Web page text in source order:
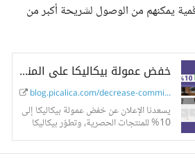
يمكنهم من الوصول لشريحة أكبر من
خفض عمولة بيكاليكا على المنتجات الرقمية إلى 10% - مدونة بيكاليكا
blog.picalica.com/decrease-commission
يسعدنا الإعلان عن خفض عمولة بيكاليكا إلى
10% للمنتجات الحصرية، وتطوّر بيكاليكا
لمنصة متكاملة لبيع المنتجات الرقمية وتقديم